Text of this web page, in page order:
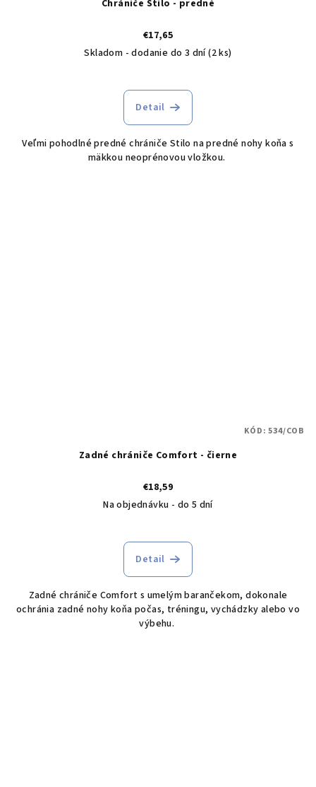
Chrániče Stilo - predné
€17,65
Skladom - dodanie do 3 dní(2 ks)
Detail
Veľmi pohodlné predné chrániče Stilo na predné nohy koňa s
mäkkou neoprénovou vložkou.
Zadné chrániče Comfort - čierne
€18,59
Na objednávku - do 5 dní
Detail
Zadné chrániče Comfort s umelým barančekom, dokonale
ochránia zadné nohy koňa počas, tréningu, vychádzky alebo vo
výbehu.
KÓD:534/COB